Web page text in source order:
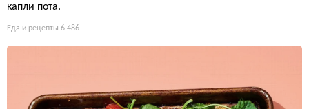
капли пота.
Еда и рецепты 6 486